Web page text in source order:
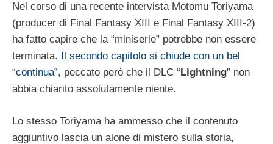
Nel corso di una recente intervista Motomu Toriyama
(producer di Final Fantasy XIII e Final Fantasy XIII-2)
ha fatto capire che la “miniserie” potrebbe non essere
terminata. Il secondo capitolo si chiude con un bel
“continua”, peccato però che il DLC “Lightning” non
abbia chiarito assolutamente niente.
Lo stesso Toriyama ha ammesso che il contenuto
aggiuntivo lascia un alone di mistero sulla storia,